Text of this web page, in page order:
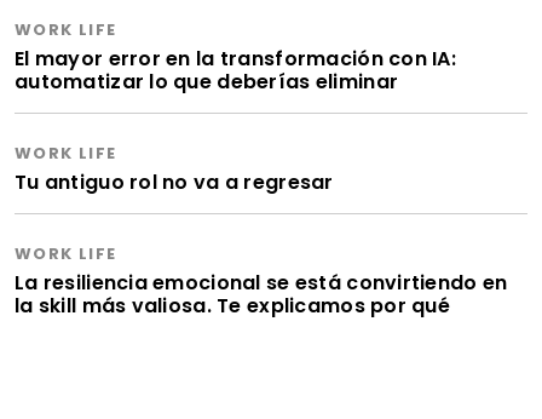
WORK LIFE
El mayor error en la transformación con IA:
automatizar lo que deberías eliminar
WORK LIFE
Tu antiguo rol no va a regresar
WORK LIFE
La resiliencia emocional se está convirtiendo en
la skill más valiosa. Te explicamos por qué